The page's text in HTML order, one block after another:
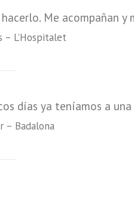
Me acompañan y
– L’Hospitalet
días ya teníamos a una
– Badalona